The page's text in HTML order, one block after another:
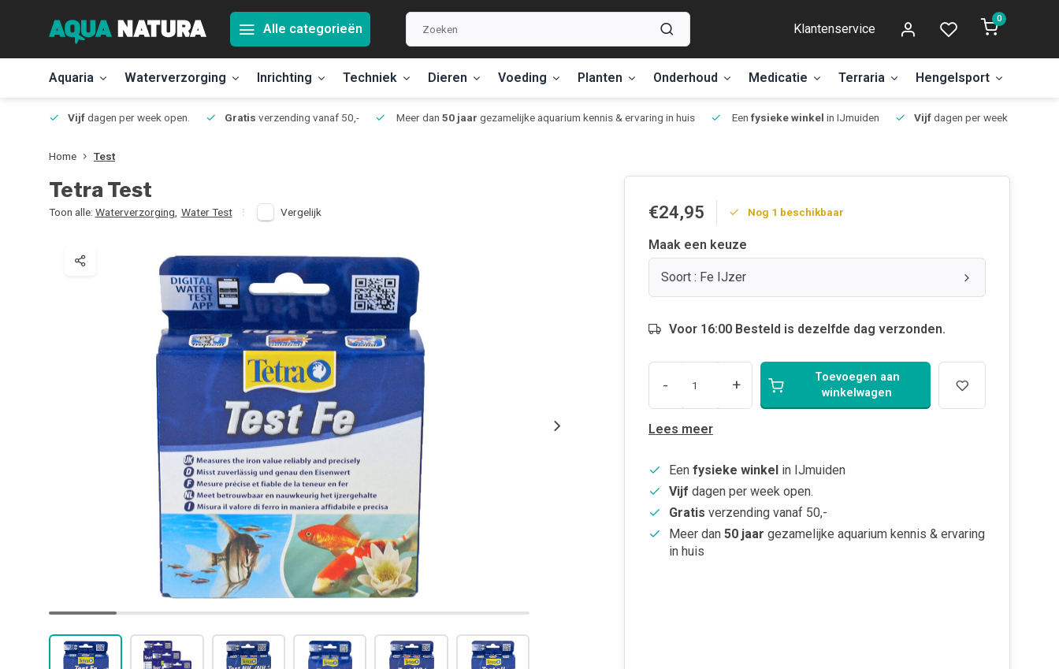
Alle categorieën Klantenservice
0
Aquaria Waterverzorging Inrichting Techniek Dieren Voeding Planten Onderhoud Medicatie Terraria Hengelsport
Vijfdagen per week open. Gratis verzending vanaf 50,- Meer dan 50 jaar gezamelijke aquarium kennis & ervaring in huis Een fysieke winkel in IJmuiden Vijfdagen per week open.
Home Test
Tetra Test
Toon alle: Waterverzorging Water Test Vergelijk €24,95 Nog 1 beschikbaar
Maak een keuze
Soort : Fe IJzer
Voor 16:00 Besteld is dezelfde dag verzonden.
- +
Toevoegen aan
winkelwagen
Lees meer
Een fysieke winkel in IJmuiden
Vijf dagen per week open.
Gratis verzending vanaf 50,-
Meer dan 50 jaar gezamelijke aquarium kennis & ervaring
in huis